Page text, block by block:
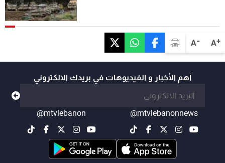
A+
A-
أهم الأخبار و الفيديوهات في بريدك الالكتروني
@mtvlebanonnews
@mtvlebanon